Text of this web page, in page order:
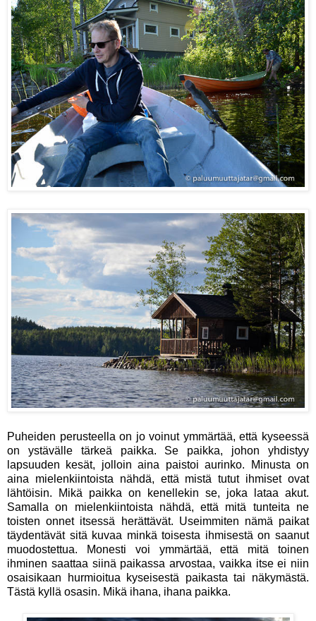
Puheiden perusteella on jo voinut ymmärtää, että kyseessä
on ystävälle tärkeä paikka. Se paikka, johon yhdistyy
lapsuuden kesät, jolloin aina paistoi aurinko. Minusta on
aina mielenkiintoista nähdä, että mistä tutut ihmiset ovat
lähtöisin. Mikä paikka on kenellekin se, joka lataa akut.
Samalla on mielenkiintoista nähdä, että mitä tunteita ne
toisten onnet itsessä herättävät. Useimmiten nämä paikat
täydentävät sitä kuvaa minkä toisesta ihmisestä on saanut
muodostettua. Monesti voi ymmärtää, että mitä toinen
ihminen saattaa siinä paikassa arvostaa, vaikka itse ei niin
osaisikaan hurmioitua kyseisestä paikasta tai näkymästä.
Tästä kyllä osasin. Mikä ihana, ihana paikka.